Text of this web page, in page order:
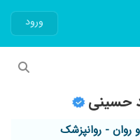
ورود
حسینی
- روانپزشک